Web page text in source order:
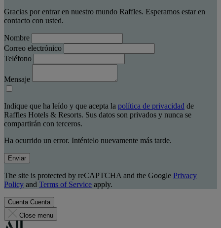
Gracias por entrar en nuestro mundo Raffles. Esperamos estar en
contacto con usted.
Nombre
Correo electrónico
Teléfono
Mensaje
Indique que ha leído y que acepta la política de privacidad de
Raffles Hotels & Resorts. Sus datos son privados y nunca se
compartirán con terceros.
Ha ocurrido un error. Inténtelo nuevamente más tarde.
Enviar
The site is protected by reCAPTCHA and the Google Privacy
Policy and Terms of Service apply.
Cuenta Cuenta
Close menu